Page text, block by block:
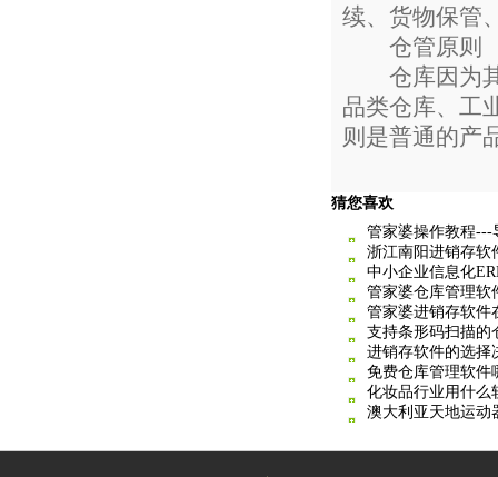
续、货物保管
仓管原则
仓库因为其
品类仓库、工
则是普通的产
猜您喜欢
管家婆操作教程---
浙江南阳进销存软
中小企业信息化
管家婆仓库管理软
管家婆进销存软件
支持条形码扫描的
进销存软件的选择
免费仓库管理软件
化妆品行业用什
澳大利亚天地运动